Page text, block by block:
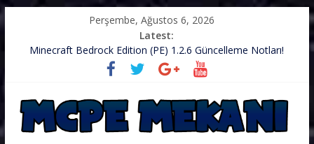
Perşembe, Ağustos 6, 2026
Latest:
Minecraft Bedrock Edition (PE) 1.2.6 Güncelleme Notları!
.zip’li Doku Paketini Minecraft’ıma Nasıl Koyarım?
TurkishCraft Faction Sunucusu – v1.2.10
Minecraft (PE) PUBG Server IP – Harika Bir Server
Minecraft: PE 1.2.9 – Güncelleme Notları